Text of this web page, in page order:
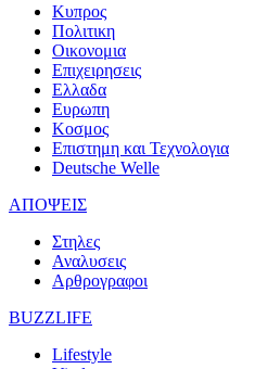
Κυπρος
Πολιτικη
Οικονομια
Επιχειρησεις
Ελλαδα
Ευρωπη
Κοσμος
Επιστημη και Τεχνολογια
Deutsche Welle
ΑΠΟΨΕΙΣ
Στηλες
Αναλυσεις
Αρθρογραφοι
BUZZLIFE
Lifestyle